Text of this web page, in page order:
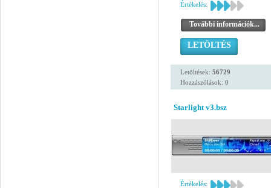
Értékelés:
További információk...
LETÖLTÉS
Letöltések: 56729
Hozzászólások: 0
Starlight v3.bsz
Értékelés: